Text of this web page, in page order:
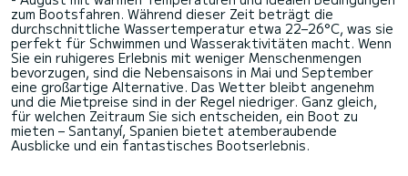
zum Bootsfahren. Während dieser Zeit beträgt die
durchschnittliche Wassertemperatur etwa 22–26°C, was sie
perfekt für Schwimmen und Wasseraktivitäten macht. Wenn
Sie ein ruhigeres Erlebnis mit weniger Menschenmengen
bevorzugen, sind die Nebensaisons in Mai und September
eine großartige Alternative. Das Wetter bleibt angenehm
und die Mietpreise sind in der Regel niedriger. Ganz gleich,
für welchen Zeitraum Sie sich entscheiden, ein Boot zu
mieten – Santanyí, Spanien bietet atemberaubende
Ausblicke und ein fantastisches Bootserlebnis.